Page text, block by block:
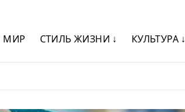
МИР СТИЛЬ ЖИЗНИ ↓ КУЛЬТУРА ↓